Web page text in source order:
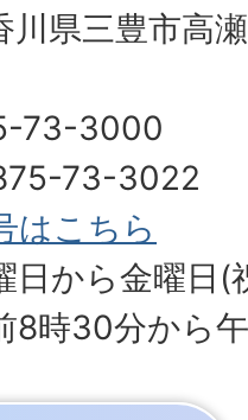
県三豊市高
73-3000
73-3022
はこちら
日から金曜日(
8時30分から